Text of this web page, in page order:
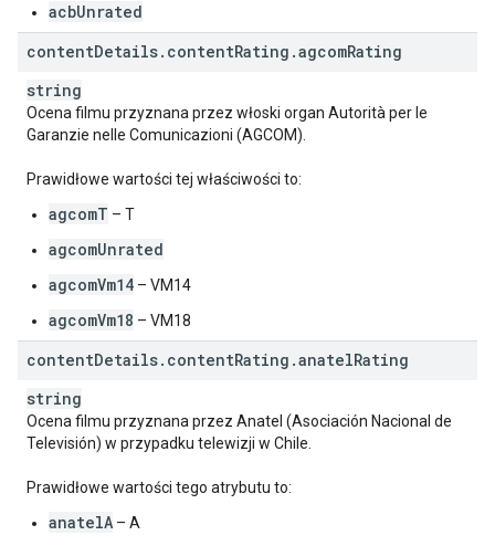
acbUnrated
contentDetails. contentRating .agcomRating
string
Ocena filmu przyznana przez włoski organ Autorità per le
Garanzie nelle Comunicazioni (AGCOM).
Prawidłowe wartości tej właściwości to:
agcomT – T
agcomUnrated
agcomVm14 – VM14
agcomVm18 – VM18
contentDetails. contentRating .anatelRating
string
Ocena filmu przyznana przez Anatel (Asociación Nacional de
Televisión) w przypadku telewizji w Chile.
Prawidłowe wartości tego atrybutu to:
anatelA – A